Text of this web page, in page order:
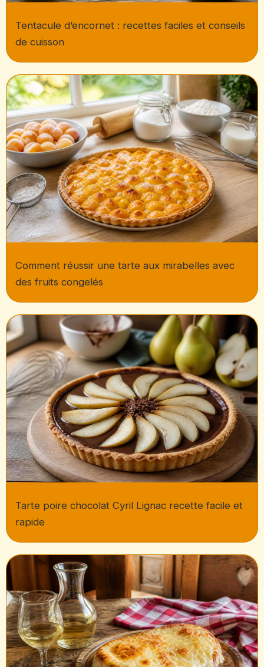
Tentacule d’encornet : recettes faciles et conseils
de cuisson
Comment réussir une tarte aux mirabelles avec
des fruits congelés
Tarte poire chocolat Cyril Lignac recette facile et
rapide